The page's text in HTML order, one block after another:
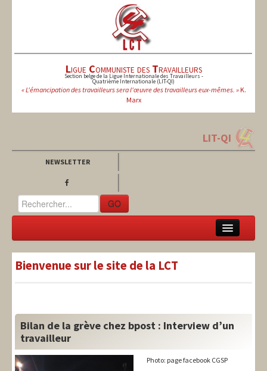
Ligue Communiste des Travailleurs
Section belge de la Ligue Internationale des Travailleurs -
Quatrième Internationale (LIT-QI)
« L'émancipation des travailleurs sera l'œuvre des travailleurs eux-mêmes. »K.
Marx
LIT-QI
NEWSLETTER
GO
LIT-QI
Europe
International
Bienvenue sur le site de la LCT
Bilan de la grève chez bpost : Interview d’un
travailleur
Photo: page facebook CGSP